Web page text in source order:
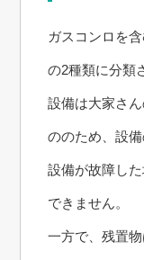
ガスコンロを
の2種類に分類
設備は大家さ
ののため、設
設備が故障し
できません。
一方で、残置